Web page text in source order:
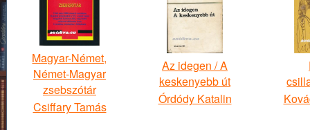
Magyar-Német,
Német-Magyar
zsebszótár
Csiffary Tamás
Az idegen / A
keskenyebb út
Órdódy Katalin